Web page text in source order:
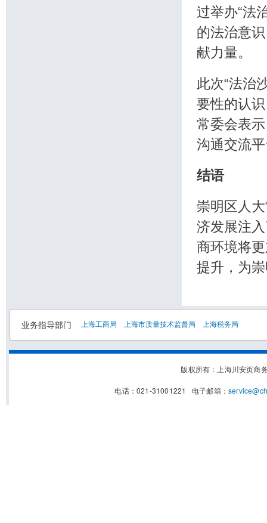
过举办“法
的法治意
献力量。
此次“法治
要性的认
常委会表
沟通交流
结语
崇明区人
济发展注
商环境将
提升，为
业务指导部门 上海工商局 上海市质量技术监督局 上海税务局
版权所有：上海川安页
电话：021-31001221 电子邮箱：